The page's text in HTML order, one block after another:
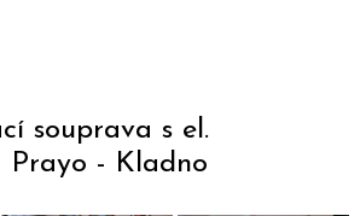
souprava s el.
Prayo - Kladno